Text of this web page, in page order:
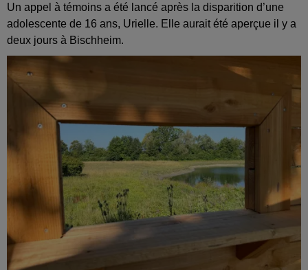
Un appel à témoins a été lancé après la disparition d’une
adolescente de 16 ans, Urielle. Elle aurait été aperçue il y a
deux jours à Bischheim.